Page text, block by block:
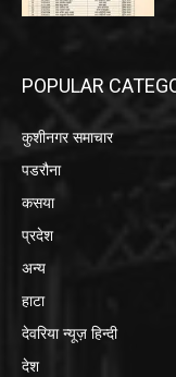
POPULAR
कुशीनगर समाचार
पडरौना
कसया
प्रदेश
अन्य
हाटा
देवरिया न्यूज़ हिन्दी
देश